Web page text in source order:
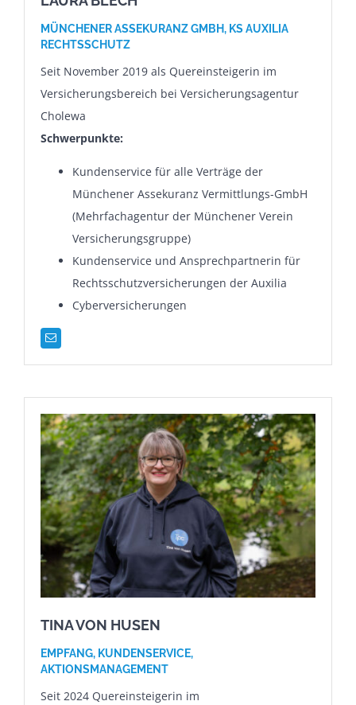
MÜNCHENER ASSEKURANZ GMBH, KS AUXILIA
RECHTSSCHUTZ
Seit November 2019 als Quereinsteigerin im
Versicherungsbereich bei Versicherungsagentur
Cholewa
Schwerpunkte:
Kundenservice für alle Verträge der
Münchener Assekuranz Vermittlungs-GmbH
(Mehrfachagentur der Münchener Verein
Versicherungsgruppe)
Kundenservice und Ansprechpartnerin für
Rechtsschutzversicherungen der Auxilia
Cyberversicherungen
TINA VON HUSEN
EMPFANG, KUNDENSERVICE,
AKTIONSMANAGEMENT
Seit 2024 Quereinsteigerin im